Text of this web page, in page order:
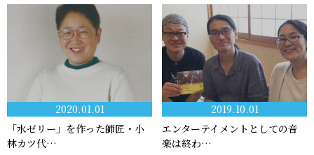
2020.01.01
「水ゼリー」を作った師匠・小
林カツ代…
2019.10.01
エンターテイメントとしての音
楽は終わ…